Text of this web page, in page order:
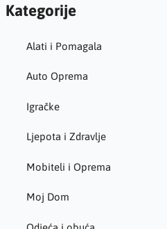
Kategorije
Alati i Pomagala
Auto Oprema
Igračke
Ljepota i Zdravlje
Mobiteli i Oprema
Moj Dom